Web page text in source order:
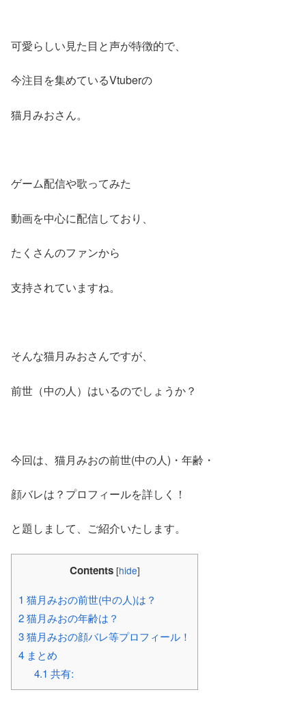
可愛らしい見た目と声が特徴的で、
今注目を集めているVtuberの
猫月みおさん。
ゲーム配信や歌ってみた
動画を中心に配信しており、
たくさんのファンから
支持されていますね。
そんな猫月みおさんですが、
前世（中の人）はいるのでしょうか？
今回は、猫月みおの前世(中の人)・年齢・
顔バレは？プロフィールを詳しく！
と題しまして、ご紹介いたします。
Contents [hide]
1 猫月みおの前世(中の人)は？
2猫月みおの年齢は？
3猫月みおの顔バレ等プロフィール！
4 まとめ
4.1 共有: